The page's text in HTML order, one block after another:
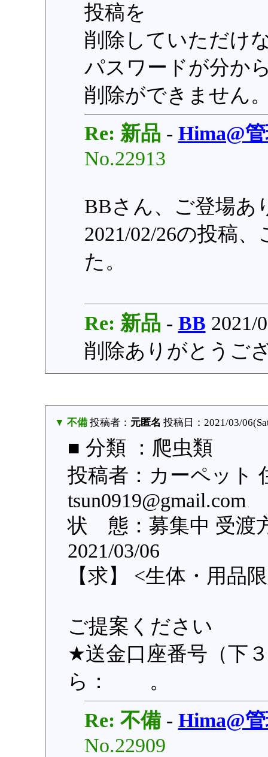
投稿を
削除していただけ
パスワードが分か
削除ができません
Re: 新品 - Hima@
No.22913
BBさん、ご登場あ
2021/02/26の投稿
た。
Re: 新品 - BB 2021/
削除ありがとうご
▼ 不備投稿者： 元匿名 投稿日：2021/03/
■ 分類 ：爬虫類
投稿者：カーペット
状 態：募集中 受渡
2021/03/06
【求】 <生体・用品
ご提案ください
★送金口座番号（下
ら： 。
Re: 不備- Hima@
No.22909